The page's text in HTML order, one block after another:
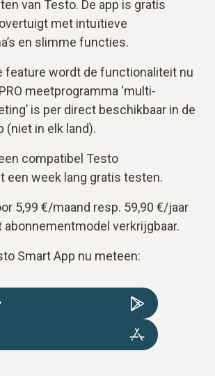
van Testo. De app is gratis
met intuïtieve
en slimme functies.
feature wordt de functionaliteit nu
meetprogramma ‘multi-
is per direct beschikbaar in de
(niet in elk land).
compatibel Testo
een week lang gratis testen.
5,99 €/maand resp. 59,90 €/jaar
abonnementmodel verkrijgbaar.
Smart App nu meteen: